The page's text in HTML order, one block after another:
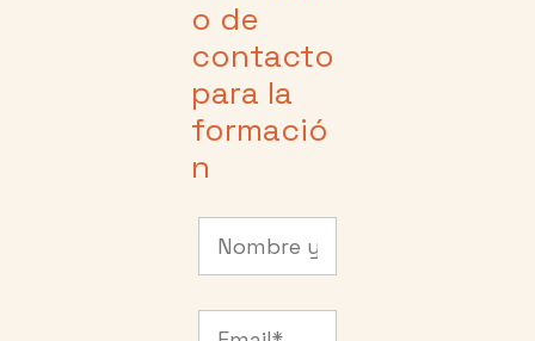
o de
contacto
para la
formació
n